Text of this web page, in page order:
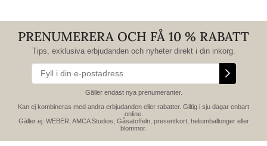
PRENUMERERA OCH FÅ 10 % RABATT
Tips, exklusiva erbjudanden och nyheter direkt i din inkorg.
Gäller endast nya prenumeranter.
Kan ej kombineras med andra erbjudanden eller rabatter. Giltig i sju dagar enbart
online.
Gäller ej: WEBER, AMCA Studios, Gåsatoffeln, presentkort, heliumballonger eller
blommor.